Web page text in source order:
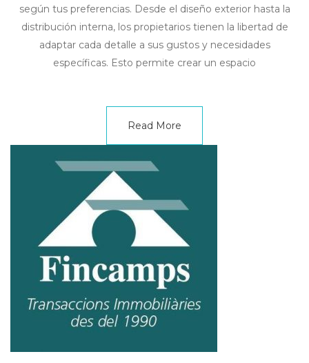
según tus preferencias. Desde el diseño exterior hasta la
distribución interna, los propietarios tienen la libertad de
adaptar cada detalle a sus gustos y necesidades
específicas. Esto permite crear un espacio
Read More